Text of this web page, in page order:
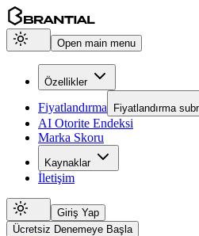
Open main menu
Özellikler
Fiyatlandırma Fiyatlandırma
AI Otorite Endeksi
Marka Skoru
Kaynaklar
İletişim
Giriş Yap
Ücretsiz Denemeye Başla